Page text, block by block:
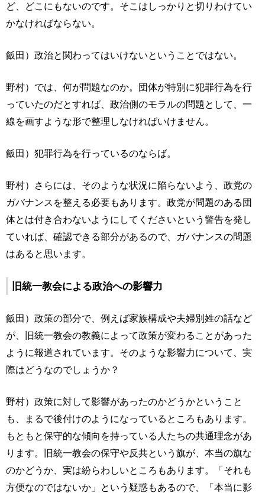
ど、どこにもないのです。そこはしっかりと切りわけてい
かなければならない。
飯田）政治と関わってはいけないということではない。
野村）では、何が問題なのか。団体が特別に犯罪行為を行
っていたのだとすれば、政治側のモラルの問題として、一
線を画すような形で整理しなければいけません。
飯田）犯罪行為を行っているのならば。
野村）さらには、そのような状況に陥らないよう、政党の
ガバナンスを整える必要もあります。政党が問題のある団
体とは付き合わないようにしてくださいという警告を発し
ていれば、確認できる部分があるので、ガバナンスの問題
はあると思います。
旧統一教会による政治への影響力
飯田）政策の部分で、例えば家族構成や夫婦別姓の話など
が、旧統一教会の教義によって政策が変わることがあった
ように報道されています。そのような影響力について、実
際はどうなのでしょうか？
野村）政策に対して影響があったのかどうかということ
も、まるで後付けのようになっているところもあります。
もともと保守的な傾向を持っている人たちの共通理念があ
ります。旧統一教会の保守や反共という旗が、本当の旗な
のかどうか、実は紛らわしいところもあります。「それも
方便なのではないか」という疑惑もあるので、「本当に影